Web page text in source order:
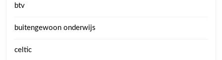
btv
buitengewoon onderwijs
celtic